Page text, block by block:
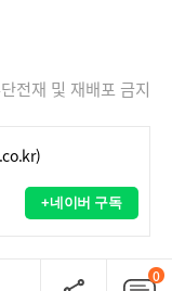
전재 및 재배포 금지
+네이버 구독
0